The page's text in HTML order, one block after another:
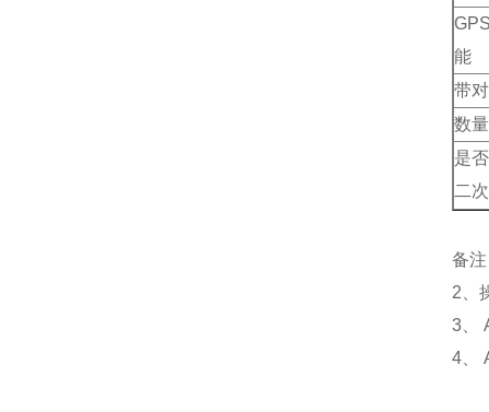
能
带
数
是
二
备
2、
3、
4、